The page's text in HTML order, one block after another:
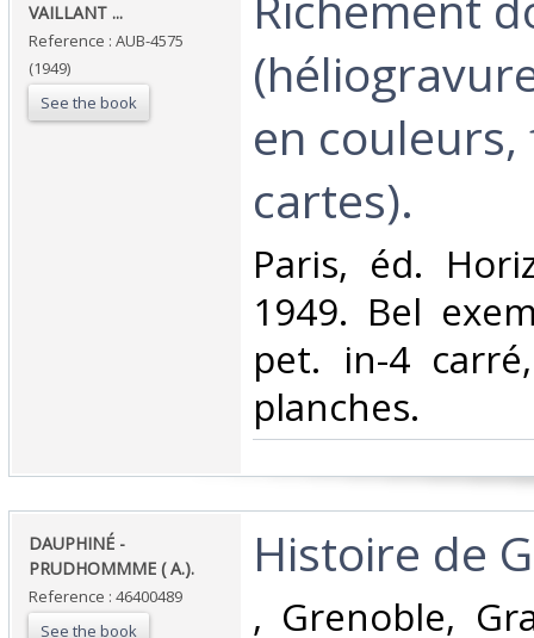
VAILLANT ... ‎
Reference : AUB-4575
(1949)
See the book
en
cartes).‎
‎Paris, éd.
1949. Bel
pet. in-4
planches.‎
‎DAUPHINÉ -
PRUDHOMMME ( A.). ‎
Reference : 46400489
See the book
‎Histoire de
‎, Grenoble,